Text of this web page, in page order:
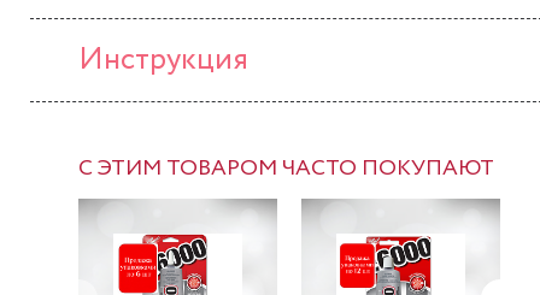
Инструкция
С ЭТИМ ТОВАРОМ ЧАСТО ПОКУПАЮТ